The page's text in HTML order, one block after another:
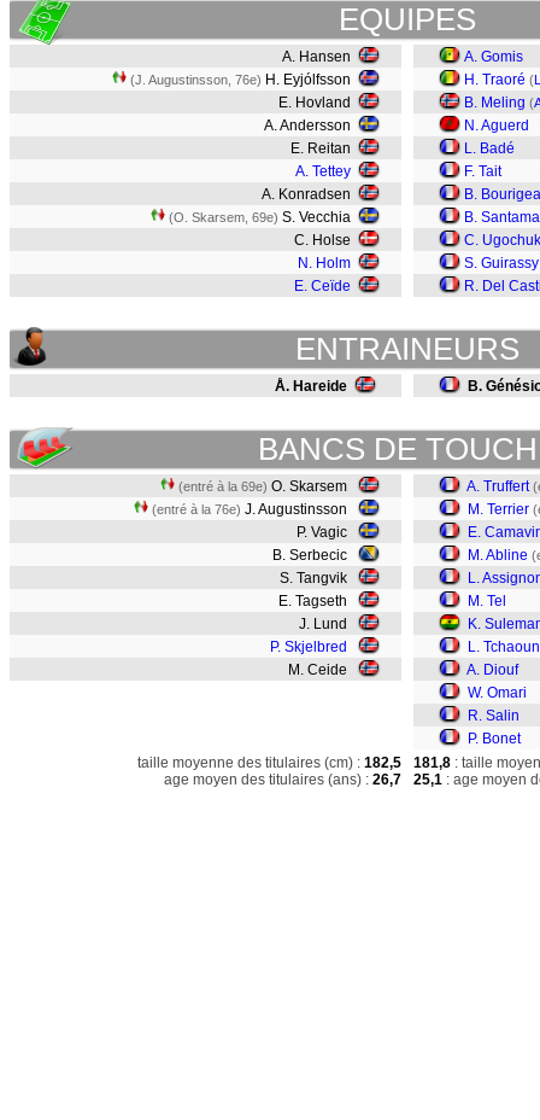
EQUIPES
A. Hansen
(J. Augustinsson, 76e) H. Eyjólfsson
E. Hovland
A. Andersson
E. Reitan
A. Tettey
A. Konradsen
(O. Skarsem, 69e) S. Vecchia
C. Holse
N. Holm
E. Ceïde
A. Gomis
H. Traoré (
B. Meling (
N. Aguerd
L. Badé
F. Tait
B.
B.
C.
S. Guirassy
R. Del
ENTRAINEURS
Å. Hareide B.
BANCS DE
(entré à la 69e) O. Skarsem
(entré à la 76e) J. Augustinsson
P. Vagic
B. Serbecic
S. Tangvik
E. Tagseth
J. Lund
P. Skjelbred
M. Ceide
A. Truffert
M. Terrier
E.
M. Abline
L.
M. Tel
K.
L.
A. Diouf
W. Omari
R. Salin
P. Bonet
taille moyenne des titulaires (cm) : 182,5
age moyen des titulaires (ans) : 26,7
181,8 : taille
25,1 : age moyen